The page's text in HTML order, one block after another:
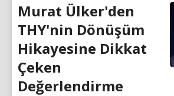
Murat Ülker'den
THY'nin Dönüşüm
Hikayesine Dikkat
Çeken
Değerlendirme